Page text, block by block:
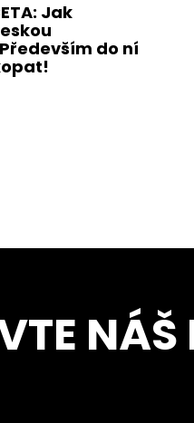
Jak
do ní
NÁŠ